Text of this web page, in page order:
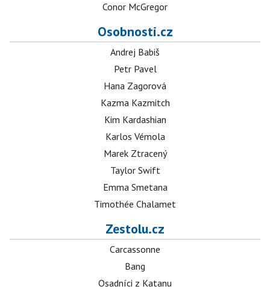
Conor McGregor
Osobnosti.cz
Andrej Babiš
Petr Pavel
Hana Zagorová
Kazma Kazmitch
Kim Kardashian
Karlos Vémola
Marek Ztracený
Taylor Swift
Emma Smetana
Timothée Chalamet
Zestolu.cz
Carcassonne
Bang
Osadníci z Katanu